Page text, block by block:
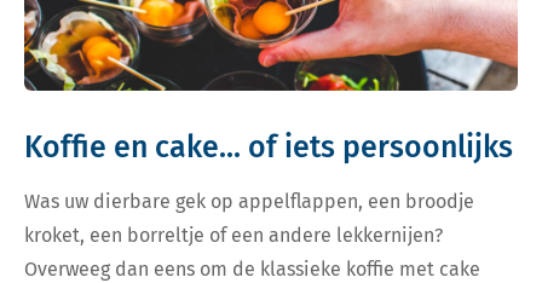
Koffie en cake... of iets persoonlijks
Was uw dierbare gek op appelflappen, een broodje
kroket, een borreltje of een andere lekkernijen?
Overweeg dan eens om de klassieke koffie met cake